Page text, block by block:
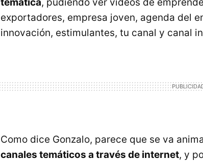
exportadores, empresa joven, agenda del
innovación, estimulantes, tu canal y canal
Como dice Gonzalo, parece que se va
canales temáticos a través de internet, y